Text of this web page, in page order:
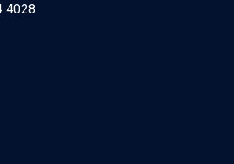
4028